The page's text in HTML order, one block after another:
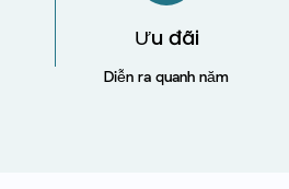
Ưu đãi
Diễn ra quanh năm